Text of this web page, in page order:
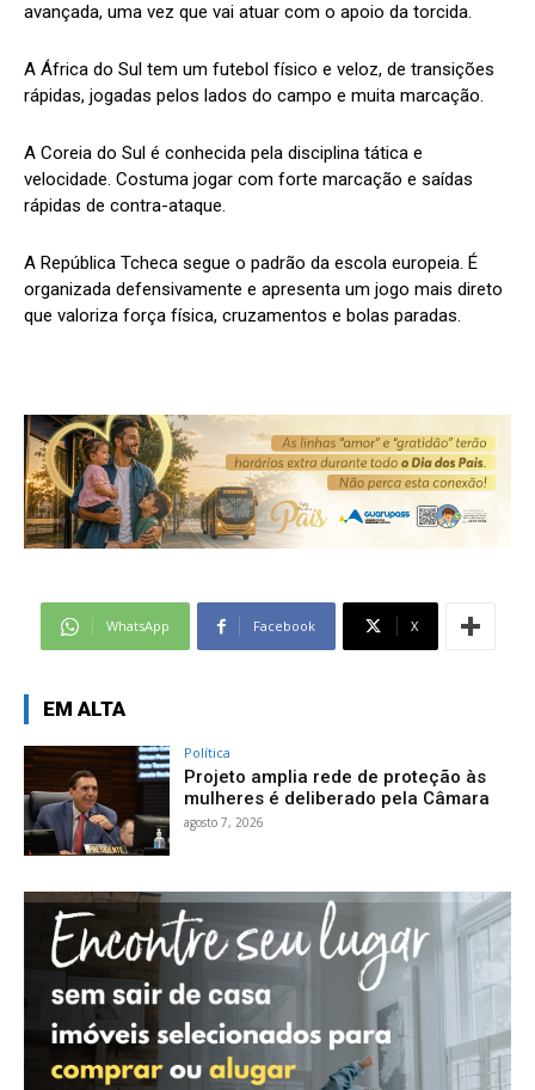
avançada, uma vez que vai atuar com o apoio da torcida.
A África do Sul tem um futebol físico e veloz, de transições
rápidas, jogadas pelos lados do campo e muita marcação.
A Coreia do Sul é conhecida pela disciplina tática e
velocidade. Costuma jogar com forte marcação e saídas
rápidas de contra-ataque.
A República Tcheca segue o padrão da escola europeia. É
organizada defensivamente e apresenta um jogo mais direto
que valoriza força física, cruzamentos e bolas paradas.
WhatsApp Facebook X
EM ALTA
Política
Projeto amplia rede de proteção às
mulheres é deliberado pela Câmara
agosto 7, 2026